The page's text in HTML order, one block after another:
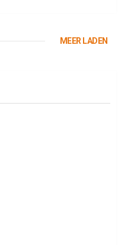
MEER LADEN